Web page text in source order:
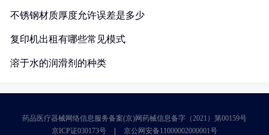
不锈钢材质厚度允许误差是多少
复印机出租有哪些常见模式
溶于水的润滑剂的种类
药品医疗器械网络信息服务备案(京)网药械信息备字（2021）第00159号
京ICP证030173号
京公网安备11000002000001号